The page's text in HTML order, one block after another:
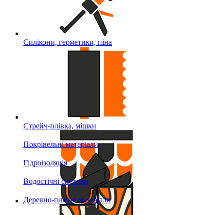
Силікони, герметики, піна
Стрейч-плівка, мішки
Покрівельні матеріали
Гідроізоляція
Водостічні системи
Деревно-плитні матеріали